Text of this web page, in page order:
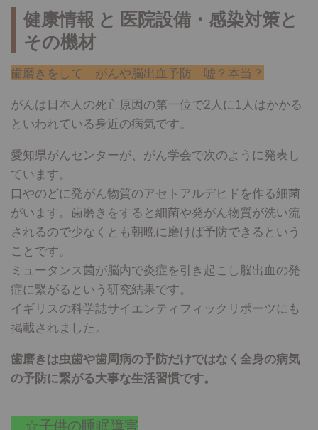
健康情報 と 医院設備・感染対策と
その機材
歯磨きをして がんや脳出血予防 嘘？本当？
がんは日本人の死亡原因の第一位で2人に1人はかかる
といわれている身近の病気です。
愛知県がんセンターが、がん学会で次のように発表し
ています。
口やのどに発がん物質のアセトアルデヒドを作る細菌
がいます。歯磨きをすると細菌や発がん物質が洗い流
されるので少なくとも朝晩に磨けば予防できるという
ことです。
ミュータンス菌が脳内で炎症を引き起こし脳出血の発
症に繋がるという研究結果です。
イギリスの科学誌サイエンティフィックリポーツにも
掲載されました。
歯磨きは虫歯や歯周病の予防だけではなく全身の病気
の予防に繋がる大事な生活習慣です。
☆子供の睡眠障害